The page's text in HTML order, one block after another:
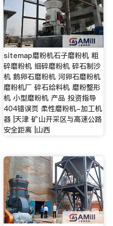
sitemap磨粉机石子磨粉机 粗
碎磨粉机 细碎磨粉机 碎石制沙
机 鹅卵石磨粉机 河卵石磨粉机
磨粉机厂 碎石给料机 磨粉整形
机 小型磨粉机 产品 投资指导
404错误页 柔性磨粉机-加工机
器 |天津 矿山开采区与高速公路
安全距离 |山西